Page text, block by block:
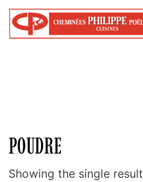
POUDRE
Showing the single result